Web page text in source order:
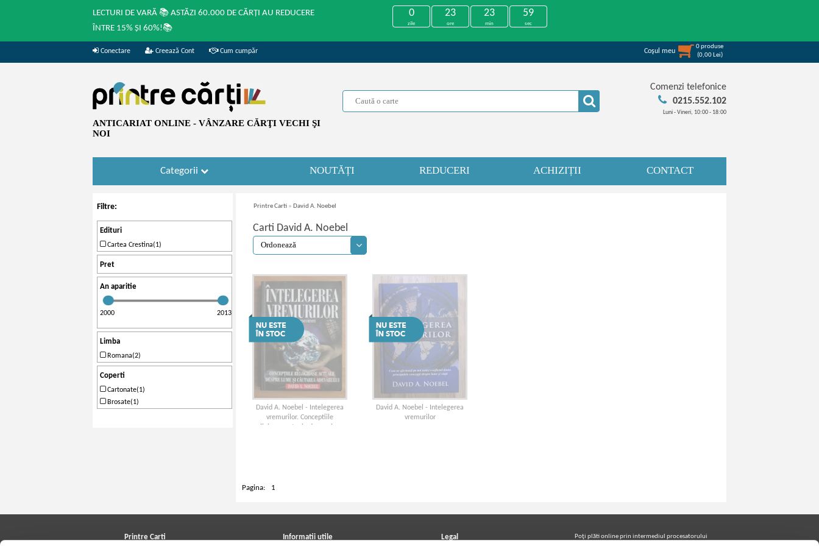
LECTURI DE VARĂ 📚 ASTĂZI 60.000 DE CĂRȚI AU REDUCERE
ÎNTRE 15% ȘI 60%!📚
0
zile
23
ore
23
min
59
sec
Conectare Creează Cont Cum cumpăr Coşul meu
0produse
(0,00 Lei)
ANTICARIAT ONLINE - VÂNZARE CĂRŢI VECHI ŞI
NOI
Comenzi telefonice
0215.552.102
Luni - Vineri, 10:00 - 18:00
Categorii NOUTĂȚI REDUCERI ACHIZIȚII CONTACT
Filtre:
Edituri
Cartea Crestina(1)
Pret
An aparitie
2000 2013
Limba
Romana(2)
Coperti
Cartonate(1)
Brosate(1)
Printre Carti » David A. Noebel
Carti David A. Noebel
David A. Noebel - Intelegerea
vremurilor. Conceptiile
religioase actuale despre lume
David A. Noebel - Intelegerea
vremurilor
Pagina: 1
Printre Carti Informatii utile Legal
Poţi plăti online prin intermediul procesatorului